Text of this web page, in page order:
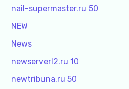
nail-supermaster.ru 50
NEW
News
newserverl2.ru 10
newtribuna.ru 50